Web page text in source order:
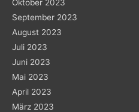
Oktober 2023
September 2023
August 2023
Juli 2023
Juni 2023
Mai 2023
April 2023
März 2023